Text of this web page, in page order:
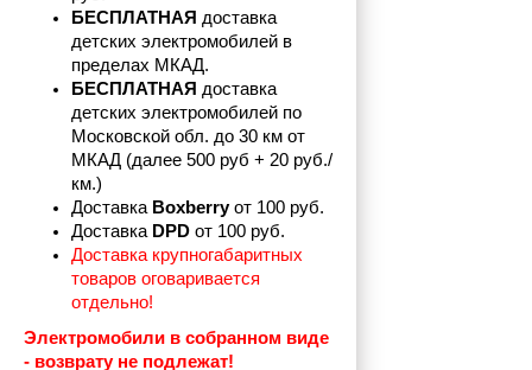
БЕСПЛАТНАЯ доставка
детских электромобилей в
пределах МКАД.
БЕСПЛАТНАЯ доставка
детских электромобилей по
Московской обл. до 30 км от
МКАД (далее 500 руб + 20 руб./
км.)
Доставка Boxberry от 100 руб.
Доставка DPD от 100 руб.
Доставка крупногабаритных
товаров оговаривается
отдельно!
Электромобили в собранном виде
- возврату не подлежат!